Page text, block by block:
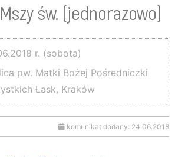
św. (jednorazowo)
r. (sobota)
pw. Matki Bożej Pośredniczki
Łask, Kraków
komunikat dodany: 24.06.2018